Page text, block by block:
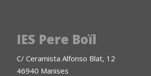
IES Pere Boïl
C/ Ceramista Alfonso Blat, 12
46940 Manises